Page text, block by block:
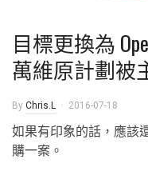
目標更換為
萬維原計劃被
By Chris.L 2016-07-18
如果有印象的話，應該
購一案。